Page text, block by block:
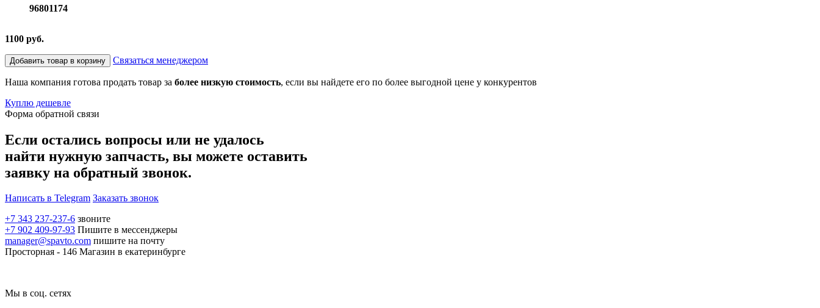
96801174
1100 руб.
Добавить товар в корзину Связаться менеджером
Наша компания готова продать товар за более низкую стоимость, если вы найдете его по более выгодной цене у конкурентов
Куплю дешевле
Форма обратной связи
Если остались вопросы или не удалось
найти нужную запчасть, вы можете оставить
заявку на обратный звонок.
Написать в Telegram Заказать звонок
+7 343 237-237-6 звоните
+7 902 409-97-93 Пишите в мессенджеры
manager@spavto.com пишите на почту
Просторная - 146 Магазин в екатеринбурге
Мы в соц. сетях